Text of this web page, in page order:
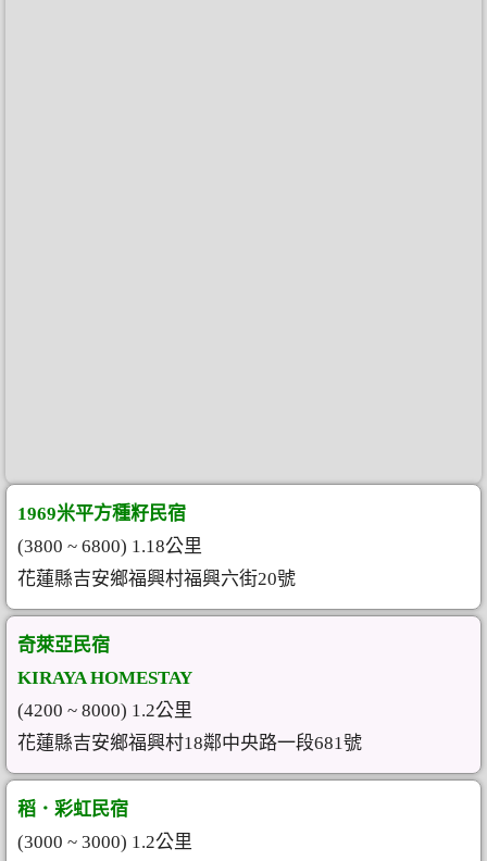
1969米平方種籽民宿
(3800 ~ 6800) 1.18公里
花蓮縣吉安鄉福興村福興六街20號
奇萊亞民宿
KIRAYA HOMESTAY
(4200 ~ 8000) 1.2公里
花蓮縣吉安鄉福興村18鄰中央路一段681號
稻．彩虹民宿
(3000 ~ 3000) 1.2公里